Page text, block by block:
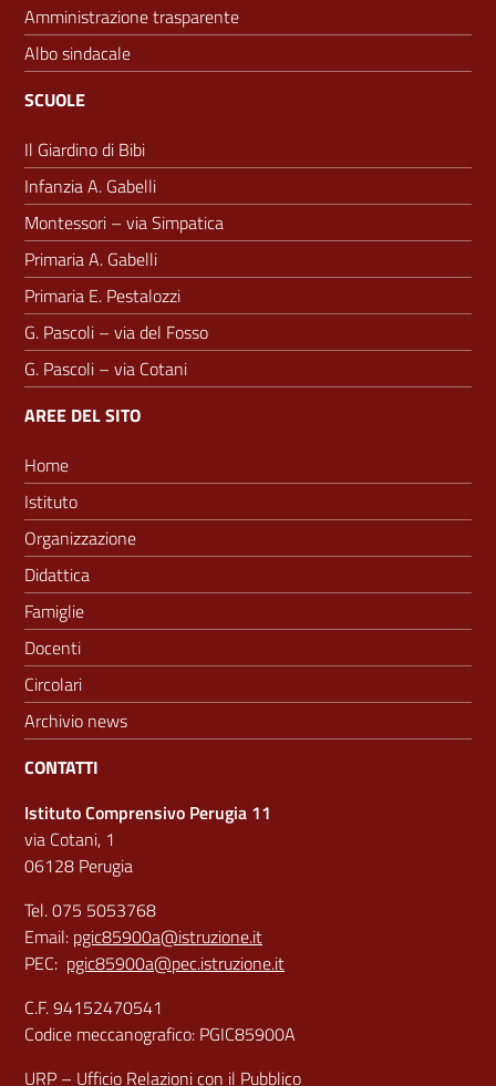
Amministrazione trasparente
Albo sindacale
SCUOLE
Il Giardino di Bibi
Infanzia A. Gabelli
Montessori – via Simpatica
Primaria A. Gabelli
Primaria E. Pestalozzi
G. Pascoli – via del Fosso
G. Pascoli – via Cotani
AREE DEL SITO
Home
Istituto
Organizzazione
Didattica
Famiglie
Docenti
Circolari
Archivio news
CONTATTI
Istituto Comprensivo Perugia 11
via Cotani, 1
06128 Perugia
Tel. 075 5053768
Email: pgic85900a@istruzione.it
PEC: pgic85900a@pec.istruzione.it
C.F. 94152470541
Codice meccanografico: PGIC85900A
URP – Ufficio Relazioni con il Pubblico